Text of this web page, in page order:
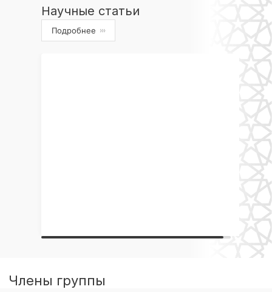
Научные статьи
Подробнее ›››
Члены группы